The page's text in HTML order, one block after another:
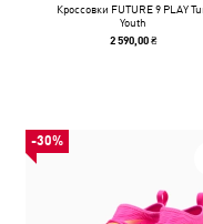
Кроссовки FUTURE 9 PLAY
Youth
2 590,00 ₴
-30%